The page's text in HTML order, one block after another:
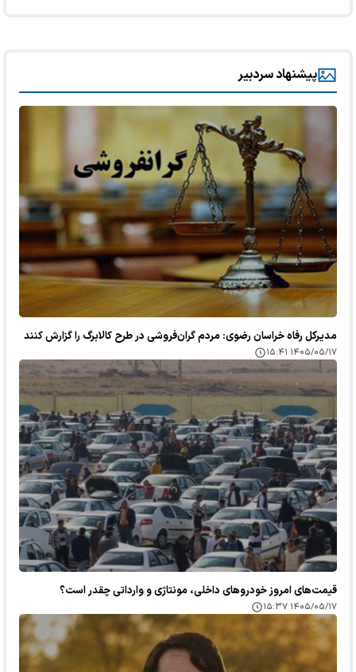
پیشنهاد سردبیر
مدیرکل رفاه خراسان رضوی: مردم گران‌فروشی در طرح کالابرگ را گزارش کنند
۱۴۰۵/۰۵/۱۷ ۱۵:۴۱
قیمت‌های امروز خودرو‌های داخلی، مونتاژی و وارداتی چقدر است؟
۱۴۰۵/۰۵/۱۷ ۱۵:۳۷